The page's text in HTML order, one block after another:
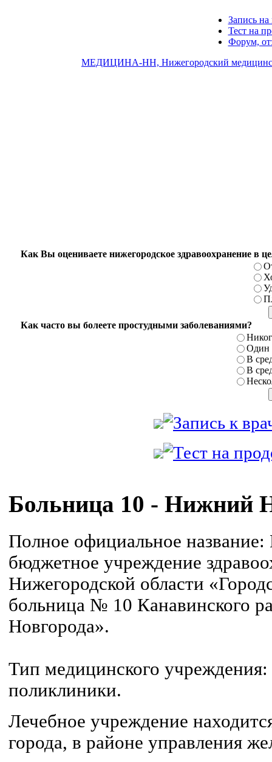
Запись на
Тест на
Форум,
МЕДИЦИНА-НН, Нижегородский
Как Вы оцениваете нижегородское здравоохранение в
Как часто вы болеете простудными заболеваниями?
Один
В
В
Больница 10 - Нижний
Полное официальное название:
бюджетное учреждение
Нижегородской области
больница № 10 Канавинского
Новгорода».
Тип медицинского
поликлиники.
Лечебное учреждение
города, в районе управления